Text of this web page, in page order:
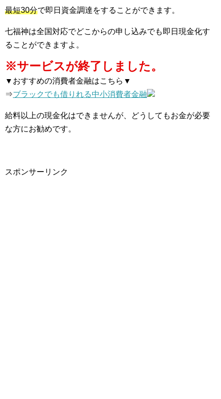
最短30分で即日資金調達をすることができます。
七福神は全国対応でどこからの申し込みでも即日現金化す
ることができますよ。
※サービスが終了しました。
▼おすすめの消費者金融はこちら▼
⇒ブラックでも借りれる中小消費者金融
給料以上の現金化はできませんが、どうしてもお金が必要
な方にお勧めです。
スポンサーリンク